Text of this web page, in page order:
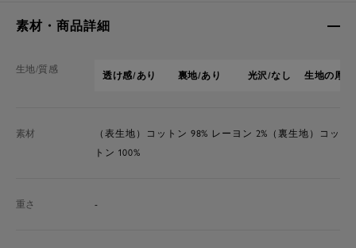
素材・商品詳細
生地/質感
透け感/あり 裏地/あり 光沢/なし 生地の厚
素材
（表生地）コットン 98% レーヨン 2%（裏生地）コッ
トン 100%
重さ -